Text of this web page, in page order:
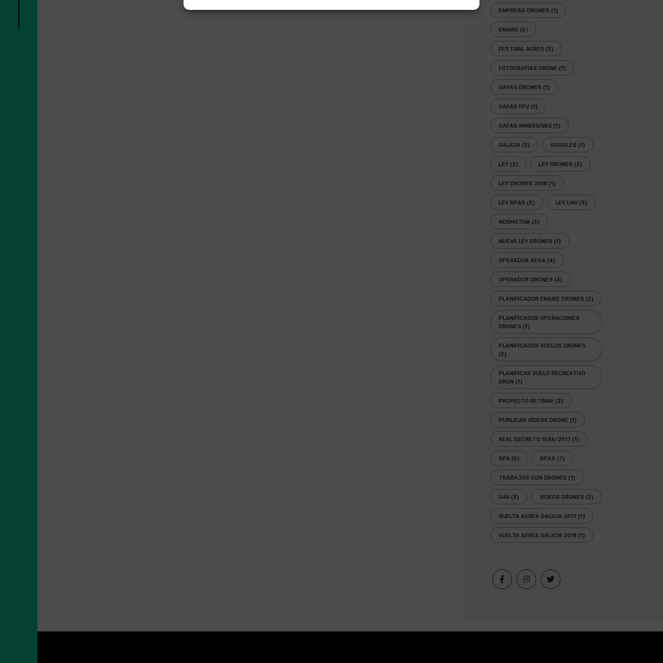
EMPRESA DRONES (1)
ENAIRE (5)
FESTIVAL AEREO (3)
FOTOGRAFIAS DRONE (1)
GAFAS DRONES (1)
GAFAS FPV (1)
GAFAS INMERSIVAS (1)
GALICIA (3) GOGGLES (1)
LEY (2) LEY DRONES (3)
LEY DRONES 2018 (1)
LEY RPAS (3) LEY UAV (3)
NORMATIVA (3)
NUEVA LEY DRONES (1)
OPERADOR AESA (4)
OPERADOR DRONES (3)
PLANIFICADOR ENAIRE DRONES (2)
PLANIFICADOR OPERACIONES
DRONES (1)
PLANIFICADOR VUELOS DRONES
(2)
PLANIFICAR VUELO RECREATIVO
DRON (1)
PROYECTO RETINAE (2)
PUBLICAR VÍDEOS DRONE (1)
REAL DECRETO 1036/2017 (1)
RPA (5) RPAS (7)
TRABAJOS CON DRONES (1)
UAV (3) VIDEOS DRONES (2)
VUELTA AEREA GALICIA 2017 (1)
VUELTA AEREA GALICIA 2018 (1)